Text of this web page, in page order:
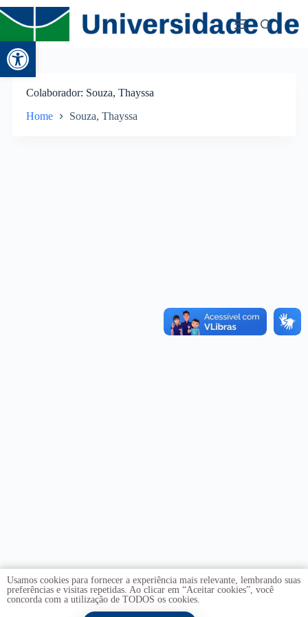
Abrir a barra de ferramentas
Colaborador Souza, Thayssa
Home Souza, Thayssa
Usamos cookies para fornecer a experiência mais relevante, lembrando suas
preferências e visitas repetidas. Ao clicar em “Aceitar cookies”, você
concorda com a utilização de TODOS os cookies.